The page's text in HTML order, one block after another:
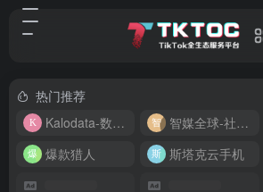
热门推荐
Kalodata-数据分析平台
智媒全球-社媒管理平台
爆款猎人
斯塔克云手机